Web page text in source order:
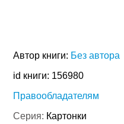
Автор книги: Без автора
id книги: 156980
Правообладателям
Серия: Картонки